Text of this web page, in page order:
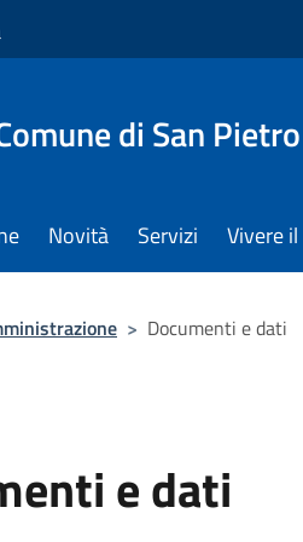
di San
Novità Servizi Vivere
> Documenti e dati
e dati